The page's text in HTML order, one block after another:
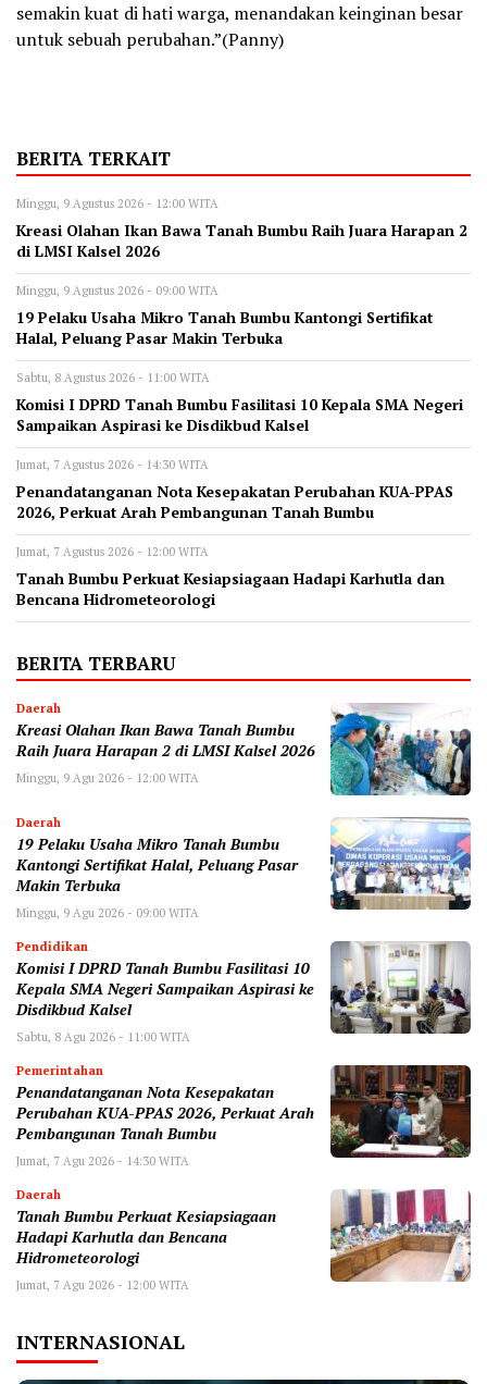
semakin kuat di hati warga, menandakan keinginan besar
untuk sebuah perubahan.”(Panny)
BERITA TERKAIT
Minggu, 9 Agustus 2026 - 12:00 WITA
Kreasi Olahan Ikan Bawa Tanah Bumbu Raih Juara Harapan 2
di LMSI Kalsel 2026
Minggu, 9 Agustus 2026 - 09:00 WITA
19 Pelaku Usaha Mikro Tanah Bumbu Kantongi Sertifikat
Halal, Peluang Pasar Makin Terbuka
Sabtu, 8 Agustus 2026 - 11:00 WITA
Komisi I DPRD Tanah Bumbu Fasilitasi 10 Kepala SMA Negeri
Sampaikan Aspirasi ke Disdikbud Kalsel
Jumat, 7 Agustus 2026 - 14:30 WITA
Penandatanganan Nota Kesepakatan Perubahan KUA-PPAS
2026, Perkuat Arah Pembangunan Tanah Bumbu
Jumat, 7 Agustus 2026 - 12:00 WITA
Tanah Bumbu Perkuat Kesiapsiagaan Hadapi Karhutla dan
Bencana Hidrometeorologi
BERITA TERBARU
Daerah
Kreasi Olahan Ikan Bawa Tanah Bumbu
Raih Juara Harapan 2 di LMSI Kalsel 2026
Minggu, 9 Agu 2026 - 12:00 WITA
Daerah
19 Pelaku Usaha Mikro Tanah Bumbu
Kantongi Sertifikat Halal, Peluang Pasar
Makin Terbuka
Minggu, 9 Agu 2026 - 09:00 WITA
Pendidikan
Komisi I DPRD Tanah Bumbu Fasilitasi 10
Kepala SMA Negeri Sampaikan Aspirasi ke
Disdikbud Kalsel
Sabtu, 8 Agu 2026 - 11:00 WITA
Pemerintahan
Penandatanganan Nota Kesepakatan
Perubahan KUA-PPAS 2026, Perkuat Arah
Pembangunan Tanah Bumbu
Jumat, 7 Agu 2026 - 14:30 WITA
Daerah
Tanah Bumbu Perkuat Kesiapsiagaan
Hadapi Karhutla dan Bencana
Hidrometeorologi
Jumat, 7 Agu 2026 - 12:00 WITA
INTERNASIONAL